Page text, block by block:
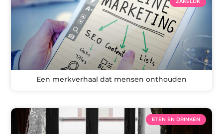
Een merkverhaal dat mensen onthouden
ETEN EN DRINKEN